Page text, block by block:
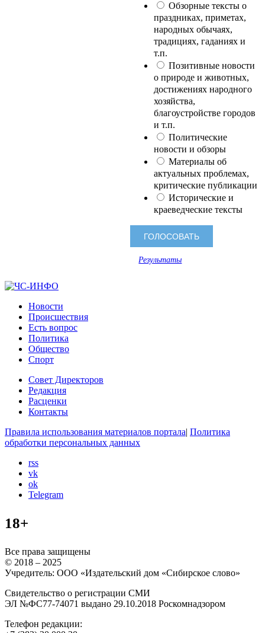
Обзорные тексты о
праздниках, приметах,
народных обычаях,
традициях, гаданиях и
т.п.
Позитивные новости
о природе и животных,
достижениях народного
хозяйства,
благоустройстве городов
и т.п.
Политические
новости и обзоры
Материалы об
актуальных проблемах,
критические публикации
Исторические и
краеведческие тексты
Результаты
Новости
Происшествия
Есть вопрос
Политика
Общество
Спорт
Совет Директоров
Редакция
Расценки
Контакты
Правила использования материалов портала| Политика
обработки персональных данных
rss
vk
ok
Telegram
18+
Все права защищены
© 2018 – 2025
Учредитель: ООО «Издательский дом «Сибирское слово»
Свидетельство о регистрации СМИ
ЭЛ №ФС77-74071 выдано 29.10.2018 Роскомнадзором
Телефон редакции: